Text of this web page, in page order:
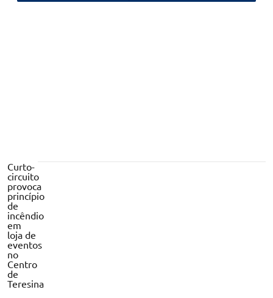
Curto-
circuito
provoca
princípio
de
incêndio
em
loja de
eventos
no
Centro
de
Teresina